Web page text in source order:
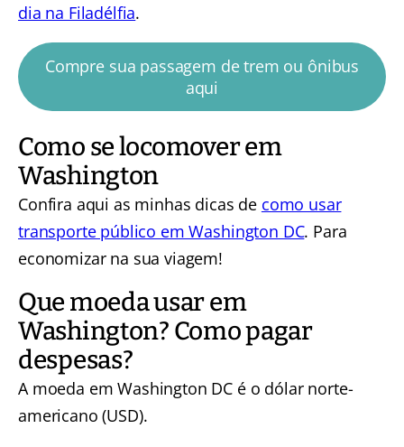
dia na Filadélfia.
Compre sua passagem de trem ou ônibus
aqui
Como se locomover em
Washington
Confira aqui as minhas dicas de como usar
transporte público em Washington DC. Para
economizar na sua viagem!
Que moeda usar em
Washington? Como pagar
despesas?
A moeda em Washington DC é o dólar norte-
americano (USD).